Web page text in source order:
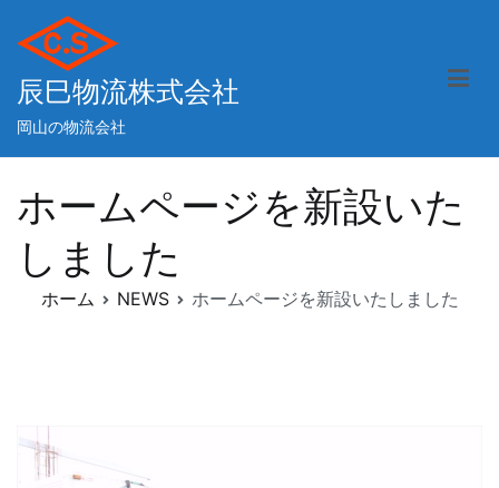
辰巳物流株式会社
岡山の物流会社
ホームページを新設いた
しました
ホーム NEWS ホームページを新設いたしました